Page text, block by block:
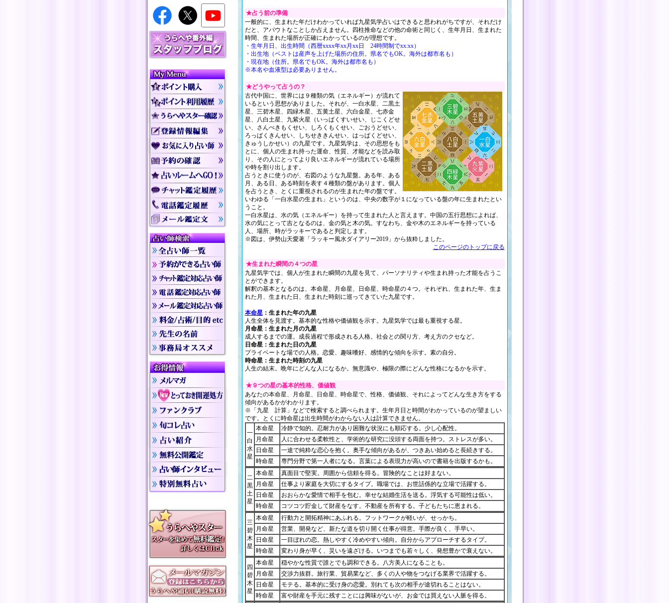
★占う前の準備
一般的に、生まれた年だけわかっていれば九星気学占いはできると思われがちですが、それだけ
だと、アバウトなことしか占えません。四柱推命などの他の命術と同じく、生年月日、生まれた
時間、生まれた場所が正確にわかっているのが理想です。
・生年月日、出生時間（西暦xxxx年xx月xx日 24時間制でxx:xx）
・出生地（ベストは産声を上げた場所の住所。県名でもOK。海外は都市名も）
・現在地（住所。県名でもOK。海外は都市名も）
※本名や血液型は必要ありません。
★どうやって占うの？
古代中国に、世界には９種類の気（エネルギー）が流れて
いるという思想がありました。それが、一白水星、二黒土
星、三碧木星、四緑木星、五黄土星、六白金星、七赤金
星、八白土星、九紫火星（いっぱくすいせい、じこくどせ
い、さんぺきもくせい、しろくもくせい、ごおうどせい、
ろっぱくきんせい、しちせききんせい、はっぱくどせい、
きゅうしかせい）の九星です。九星気学は、その思想をも
とに、個人の生まれ持った運命、性質、才能などを読み取
り、その人にとってより良いエネルギーが流れている場所
や時を割り出します。
占うときに使うのが、右図のような九星盤。ある年、ある
月、ある日、ある時刻を表す４種類の盤があります。個人
を占うとき、とくに重視されるのが生まれた年の盤です。
いわゆる「一白水星の生まれ」というのは、中央の数字が１になっている盤の年に生まれたとい
うこと。
一白水星は、水の気（エネルギー）を持って生まれた人と言えます。中国の五行思想によれば、
水の気にとって吉となるのは、金の気と木の気。すなわち、金や木のエネルギーを持っている
人、場所、時がラッキーであると判定します。
※図は、伊勢山天愛著「ラッキー風水ダイアリー2019」から抜粋しました。
このページのトップに戻る
★生まれた瞬間の４つの星
九星気学では、個人が生まれた瞬間の九星を見て、パーソナリティや生まれ持った才能を占うこ
とができます。
解釈の基本となるのは、本命星、月命星、日命星、時命星の４つ。それぞれ、生まれた年、生ま
れた月、生まれた日、生まれた時刻に巡ってきていた九星です。
本命星 ：生まれた年の九星
人生全体を見渡す。基本的な性格や価値観を示す。九星気学では最も重視する星。
月命星：生まれた月の九星
成人するまでの運。成長過程で形成される人格。社会との関り方、考え方のクセなど。
日命星：生まれた日の九星
プライベートな場での人格。恋愛、趣味嗜好、感情的な傾向を示す。素の自分。
時命星：生まれた時刻の九星
人生の結末。晩年にどんな人になるか。無意識や、極限の際にどんな性格になるかを示す。
★９つの星の基本的性格、価値観
あなたの本命星、月命星、日命星、時命星で、性格、価値観、それによってどんな生き方をする
傾向があるかがわかります。
※「九星 計算」などで検索すると調べられます。生年月日と時間がわかっているのが望ましい
です。とくに時命星は出生時間がわからない人は計算できません。
一
白
水
星
本命星
冷静で知的。忍耐力があり困難な状況にも順応する。少し心配性。
月命星
人に合わせる柔軟性と、学術的な研究に没頭する両面を持つ。ストレスが多い。
日命星
一途で純粋な恋心を抱く。奥手な傾向があるが、つきあい始めると長続きする。
時命星
専門分野で第一人者になる。言葉による表現力が高いので書籍を出版するかも。
二
黒
土
星
本命星
真面目で堅実。周囲から信頼を得る。冒険的なことは好まない。
月命星
仕事より家庭を大切にするタイプ。職場では、お世話係的な立場で活躍する。
日命星
おおらかな愛情で相手を包む。幸せな結婚生活を送る。浮気する可能性は低い。
時命星
コツコツ貯金して財産をなす。不動産を所有する。子どもたちに恵まれる。
三
碧
木
星
本命星
行動力と開拓精神にあふれる。フットワークが軽いが、せっかち。
月命星
営業、開発など、新たな道を切り開く仕事が得意。手際が良く、手早い。
日命星
一目ぼれの恋。熱しやすく冷めやすい傾向。自分からアプローチするタイプ。
時命星
変わり身が早く、災いを遠ざける。いつまでも若々しく、発想豊かで衰えない。
四
碧
木
星
本命星
穏やかな性質で誰とでも調和できる。八方美人になることも。
月命星
交渉力抜群。旅行業、貿易業など、多くの人や物をつなげる業界で活躍する。
日命星
モテる。基本的に受け身の恋愛。別れても次の相手が途切れることはない。
時命星
富や財産を手元に残すことには興味がないが、お金では買えない人脈を得る。